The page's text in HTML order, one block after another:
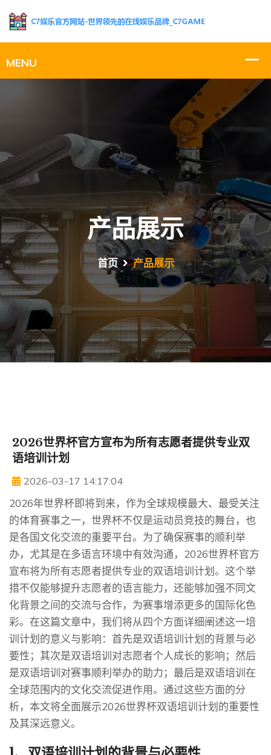
产品展示
首页 产品展示
2026世界杯官方宣布为所有志愿者提供专业双
语培训计划
2026-03-17 14:17:04
2026年世界杯即将到来，作为全球规模最大、最受关注
的体育赛事之一，世界杯不仅是运动员竞技的舞台，也
是各国文化交流的重要平台。为了确保赛事的顺利举
办，尤其是在多语言环境中有效沟通，2026世界杯官方
宣布将为所有志愿者提供专业的双语培训计划。这个举
措不仅能够提升志愿者的语言能力，还能够加强不同文
化背景之间的交流与合作，为赛事增添更多的国际化色
彩。在这篇文章中，我们将从四个方面详细阐述这一培
训计划的意义与影响：首先是双语培训计划的背景与必
要性；其次是双语培训对志愿者个人成长的影响；然后
是双语培训对赛事顺利举办的助力；最后是双语培训在
全球范围内的文化交流促进作用。通过这些方面的分
析，本文将全面展示2026世界杯双语培训计划的重要性
及其深远意义。